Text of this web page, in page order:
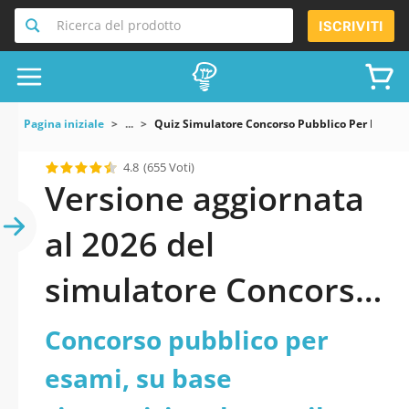
Ricerca del prodotto ISCRIVITI
Pagina iniziale ... Quiz Simulatore Concorso Pubblico Per
4.8 (655 Voti)
Versione aggiornata
al 2026 del
simulatore Concorso
pubblico per esami,
su base
Concorso pubblico per
esami, su base